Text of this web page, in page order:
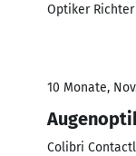
Optiker Richter
10 Monate,
Colibri